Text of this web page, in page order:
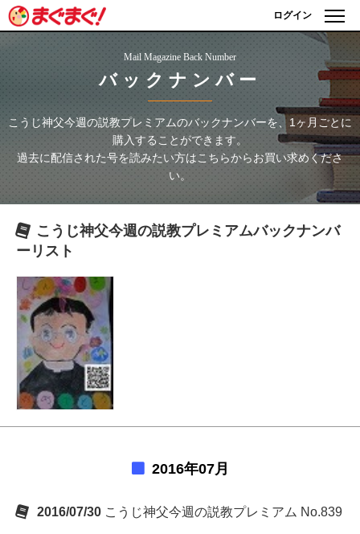
ログイン
Mail Magazine Back Number
バックナンバー
こうじ神父今週の説教プレミアムのバックナンバーを、1ヶ月ごとに
購入することができます。
過去に配信された号を読みたい方はこちらからお買い求めくださ
い。
こうじ神父今週の説教プレミアムバックナンバ
ーリスト
2016年07月
2016/07/30 こうじ神父今週の説教プレミアム No.839